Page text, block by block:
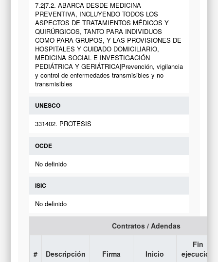
7.2|7.2. ABARCA DESDE MEDICINA
PREVENTIVA, INCLUYENDO TODOS LOS
ASPECTOS DE TRATAMIENTOS MÉDICOS Y
QUIRÚRGICOS, TANTO PARA INDIVIDUOS
COMO PARA GRUPOS, Y LAS PROVISIONES DE
HOSPITALES Y CUIDADO DOMICILIARIO,
MEDICINA SOCIAL E INVESTIGACIÓN
PEDIÁTRICA Y GERIÁTRICA|Prevención, vigilancia
y control de enfermedades transmisibles y no
transmisibles
UNESCO
331402. PROTESIS
OCDE
No definido
ISIC
No definido
Contratos / Adendas
# Descripción Firma Inicio
Fin
ejecución